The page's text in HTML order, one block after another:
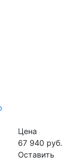
Цена
67 940 руб.
Оставить